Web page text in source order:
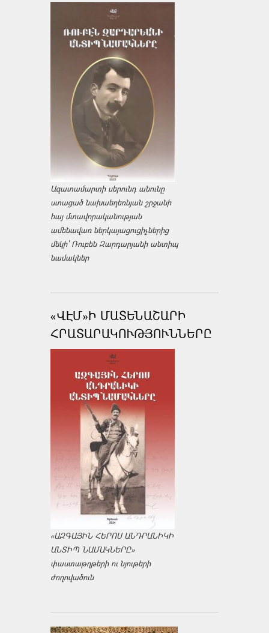
Ազատամարտի սերունդ անունը
ստացած նախաեղեռնյան շրջանի
հայ մտավորականության
ամենավառ ներկայացուցիչներից
մեկի՝ Ռուբեն Զարդարյանի անտիպ
նամակներ
«ՎԷՄ»Ի ՄԱՏԵՆԱՇԱՐԻ
ՀՐԱՏԱՐԱԿՈՒԹՅՈՒՆՆԵՐԸ
«ԱԶԳԱՅԻՆ ՀԵՐՈՍ ԱՆԴՐԱՆԻԿԻ
ԱՆՏԻՊ ՆԱՄԱԿՆԵՐԸ»
փաստաթղթերի ու նյութերի
ժողովածուն